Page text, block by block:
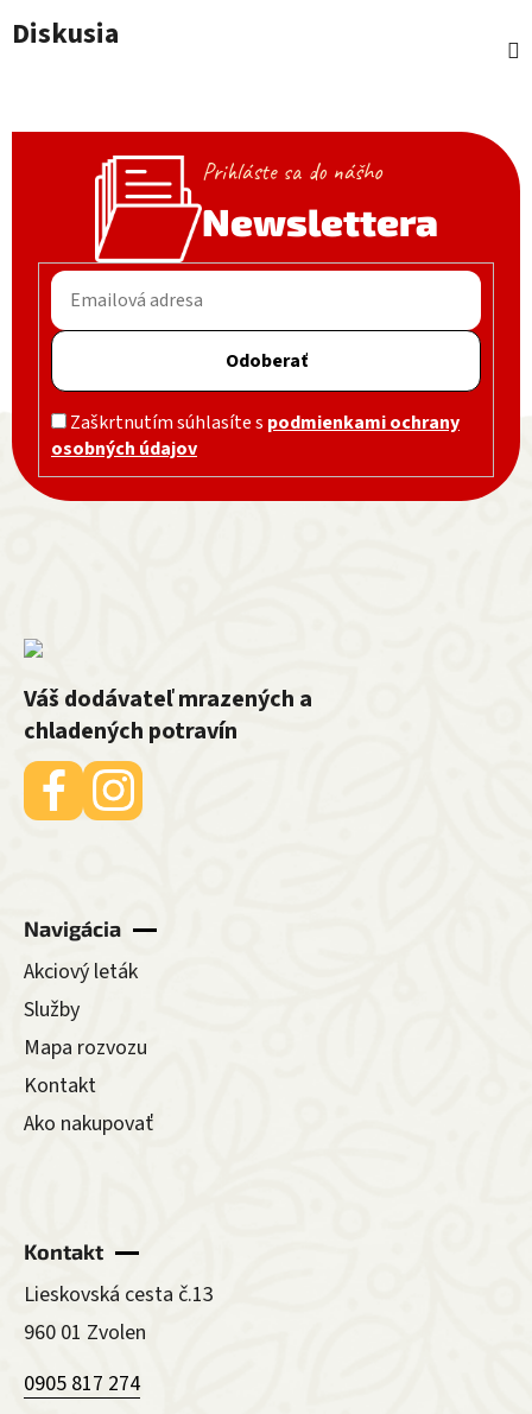
Diskusia
Prihláste sa do nášho
Newslettera
Odoberať
Zaškrtnutím súhlasíte s podmienkami ochrany
osobných údajov
Zápätie
Váš dodávateľ mrazených a
chladených potravín
Navigácia
Akciový leták
Služby
Mapa rozvozu
Kontakt
Ako nakupovať
Kontakt
Lieskovská cesta č.13
960 01 Zvolen
0905 817 274